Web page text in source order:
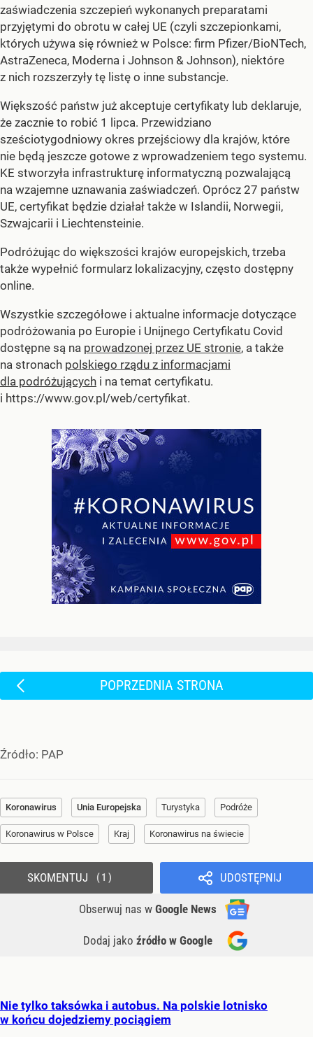
zaświadczenia szczepień wykonanych preparatami
przyjętymi do obrotu w całej UE (czyli szczepionkami,
których używa się również w Polsce: firm Pfizer/BioNTech,
AstraZeneca, Moderna i Johnson & Johnson), niektóre
z nich rozszerzyły tę listę o inne substancje.
Większość państw już akceptuje certyfikaty lub deklaruje,
że zacznie to robić 1 lipca. Przewidziano
sześciotygodniowy okres przejściowy dla krajów, które
nie będą jeszcze gotowe z wprowadzeniem tego systemu.
KE stworzyła infrastrukturę informatyczną pozwalającą
na wzajemne uznawania zaświadczeń. Oprócz 27 państw
UE, certyfikat będzie działał także w Islandii, Norwegii,
Szwajcarii i Liechtensteinie.
Podróżując do większości krajów europejskich, trzeba
także wypełnić formularz lokalizacyjny, często dostępny
online.
Wszystkie szczegółowe i aktualne informacje dotyczące
podróżowania po Europie i Unijnego Certyfikatu Covid
dostępne są na prowadzonej przez UE stronie, a także
na stronach polskiego rządu z informacjami
dla podróżujących i na temat certyfikatu.
i https://www.gov.pl/web/certyfikat.
POPRZEDNIA STRONA
Źródło: PAP
Koronawirus Unia Europejska Turystyka Podróże
Koronawirus w Polsce Kraj Koronawirus na świecie
UDOSTĘPNIJ
Obserwuj nas w Google News
Dodaj jako źródło w Google
SKOMENTUJ 1
Nie tylko taksówka i autobus. Na polskie lotnisko
w końcu dojedziemy pociągiem